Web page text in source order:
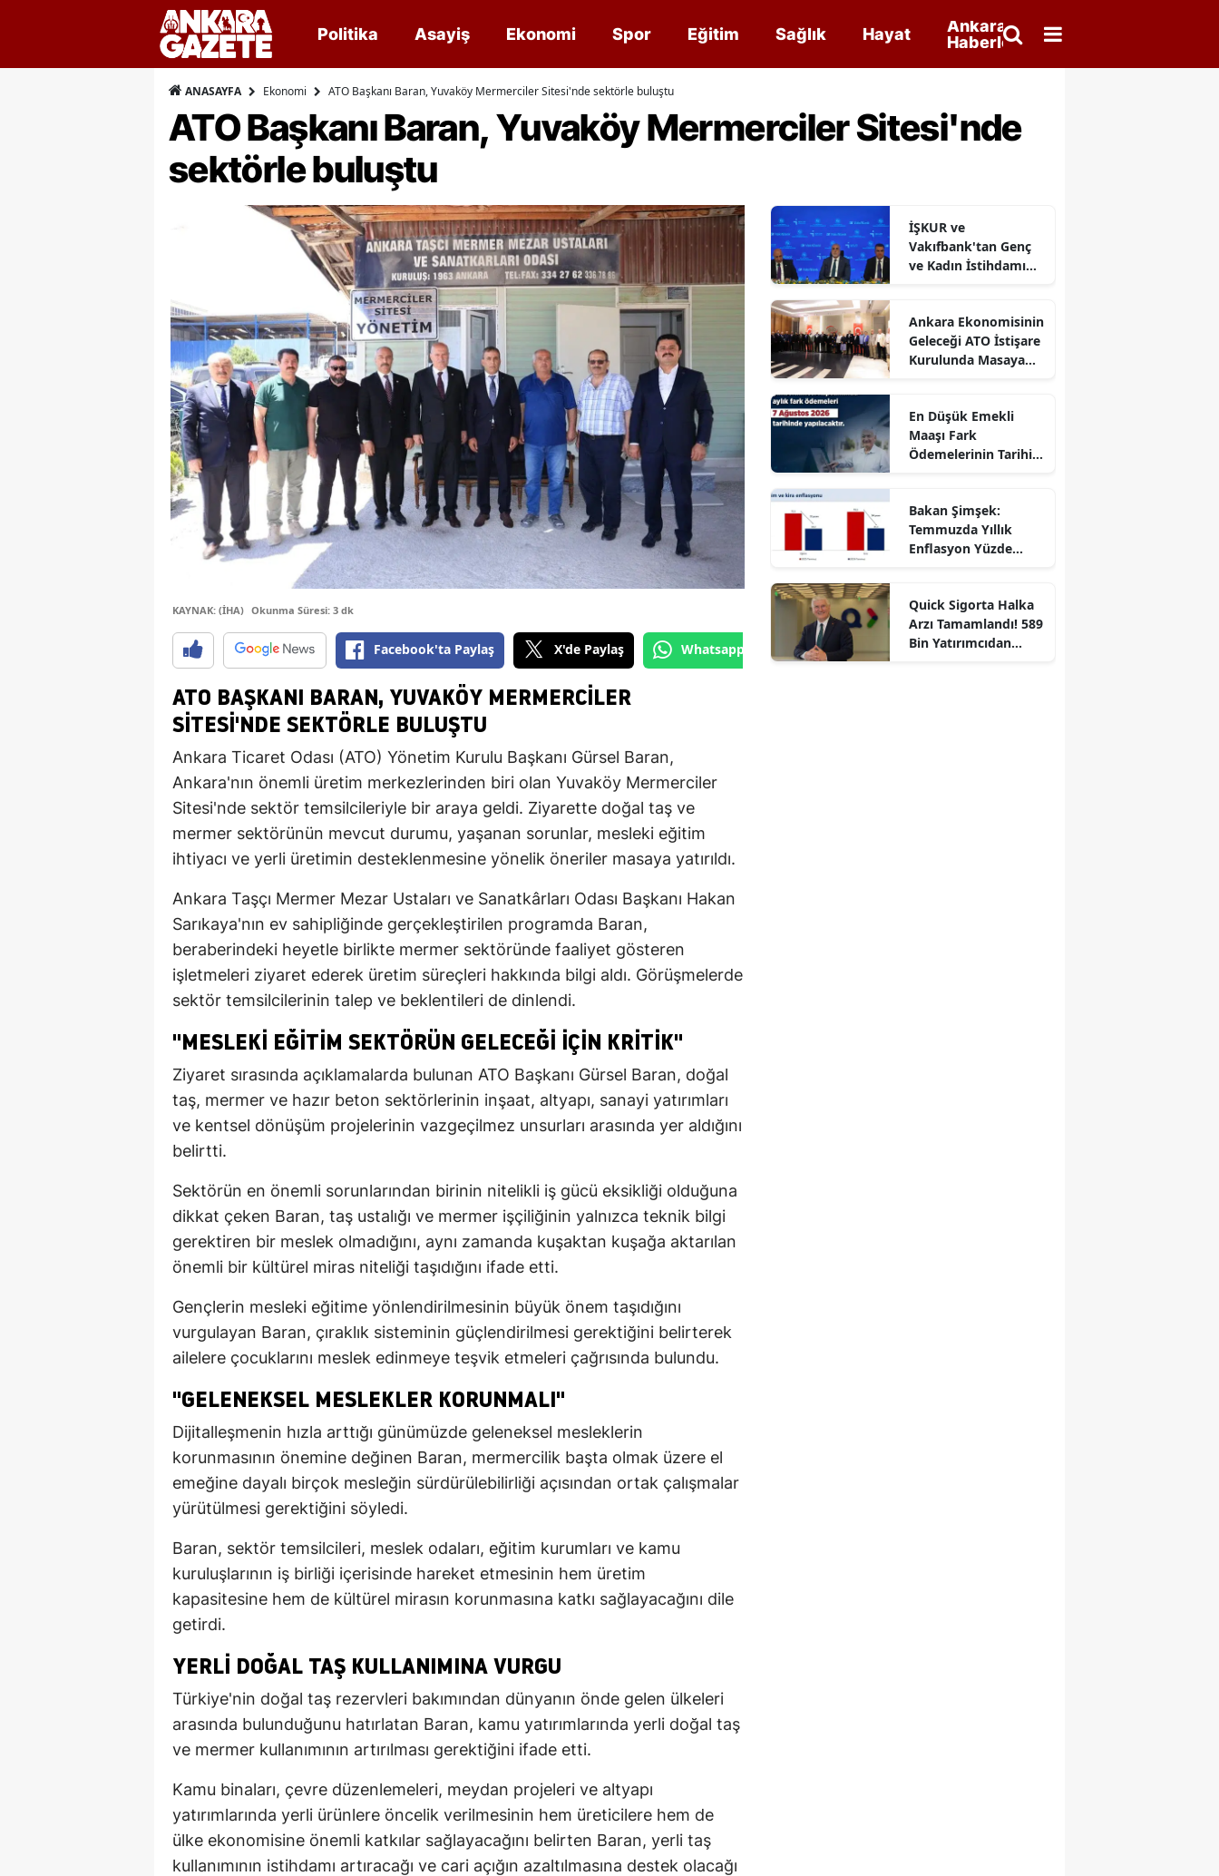
Politika Asayiş Ekonomi Spor Eğitim Sağlık Hayat
Ankara
Haberleri
ANASAYFA Ekonomi ATO Başkanı Baran, Yuvaköy Mermerciler Sitesi'nde sektörle buluştu
ATO Başkanı Baran, Yuvaköy Mermerciler Sitesi'nde
sektörle buluştu
KAYNAK: (İHA) Okunma Süresi: 3 dk
Facebook'ta Paylaş X'de Paylaş Whatsapp'tan Gönder
ATO BAŞKANI BARAN, YUVAKÖY MERMERCILER
SITESI'NDE SEKTÖRLE BULUŞTU
Ankara Ticaret Odası (ATO) Yönetim Kurulu Başkanı Gürsel Baran,
Ankara'nın önemli üretim merkezlerinden biri olan Yuvaköy Mermerciler
Sitesi'nde sektör temsilcileriyle bir araya geldi. Ziyarette doğal taş ve
mermer sektörünün mevcut durumu, yaşanan sorunlar, mesleki eğitim
ihtiyacı ve yerli üretimin desteklenmesine yönelik öneriler masaya yatırıldı.
Ankara Taşçı Mermer Mezar Ustaları ve Sanatkârları Odası Başkanı Hakan
Sarıkaya'nın ev sahipliğinde gerçekleştirilen programda Baran,
beraberindeki heyetle birlikte mermer sektöründe faaliyet gösteren
işletmeleri ziyaret ederek üretim süreçleri hakkında bilgi aldı. Görüşmelerde
sektör temsilcilerinin talep ve beklentileri de dinlendi.
"MESLEKI EĞITIM SEKTÖRÜN GELECEĞI IÇIN KRITIK"
Ziyaret sırasında açıklamalarda bulunan ATO Başkanı Gürsel Baran, doğal
taş, mermer ve hazır beton sektörlerinin inşaat, altyapı, sanayi yatırımları
ve kentsel dönüşüm projelerinin vazgeçilmez unsurları arasında yer aldığını
belirtti.
Sektörün en önemli sorunlarından birinin nitelikli iş gücü eksikliği olduğuna
dikkat çeken Baran, taş ustalığı ve mermer işçiliğinin yalnızca teknik bilgi
gerektiren bir meslek olmadığını, aynı zamanda kuşaktan kuşağa aktarılan
önemli bir kültürel miras niteliği taşıdığını ifade etti.
Gençlerin mesleki eğitime yönlendirilmesinin büyük önem taşıdığını
vurgulayan Baran, çıraklık sisteminin güçlendirilmesi gerektiğini belirterek
ailelere çocuklarını meslek edinmeye teşvik etmeleri çağrısında bulundu.
"GELENEKSEL MESLEKLER KORUNMALI"
Dijitalleşmenin hızla arttığı günümüzde geleneksel mesleklerin
korunmasının önemine değinen Baran, mermercilik başta olmak üzere el
emeğine dayalı birçok mesleğin sürdürülebilirliği açısından ortak çalışmalar
yürütülmesi gerektiğini söyledi.
Baran, sektör temsilcileri, meslek odaları, eğitim kurumları ve kamu
kuruluşlarının iş birliği içerisinde hareket etmesinin hem üretim
kapasitesine hem de kültürel mirasın korunmasına katkı sağlayacağını dile
getirdi.
YERLI DOĞAL TAŞ KULLANIMINA VURGU
Türkiye'nin doğal taş rezervleri bakımından dünyanın önde gelen ülkeleri
arasında bulunduğunu hatırlatan Baran, kamu yatırımlarında yerli doğal taş
ve mermer kullanımının artırılması gerektiğini ifade etti.
Kamu binaları, çevre düzenlemeleri, meydan projeleri ve altyapı
yatırımlarında yerli ürünlere öncelik verilmesinin hem üreticilere hem de
ülke ekonomisine önemli katkılar sağlayacağını belirten Baran, yerli taş
kullanımının istihdamı artıracağı ve cari açığın azaltılmasına destek olacağı
İŞKUR ve
Vakıfbank'tan Genç
ve Kadın İstihdamı
Ankara Ekonomisinin
Geleceği ATO İstişare
Kurulunda Masaya
En Düşük Emekli
Maaşı Fark
Ödemelerinin Tarihi
Bakan Şimşek:
Temmuzda Yıllık
Enflasyon Yüzde
Quick Sigorta Halka
Arzı Tamamlandı! 589
Bin Yatırımcıdan